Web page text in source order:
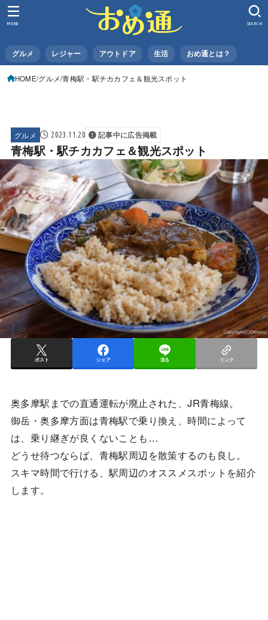
グルメ レジャー アウトドア 生活 おめ通とは？
SEARCH
MENU
HOME グルメ 青梅駅・駅チカカフェ＆観光スポット
グルメ 2023.11.20 記事中に広告掲載
青梅駅・駅チカカフェ＆観光スポット
ポスト シェア 送る リンク
奥多摩駅までの直通運転が廃止された、JR青梅線。
御岳・奥多摩方面は青梅駅で乗り換え、時間によって
は、乗り継ぎが良くないことも…
どうせ待つならば、青梅駅周辺を散策するのも良し。
スキマ時間で行ける、駅周辺のオススメスポットを紹介
します。